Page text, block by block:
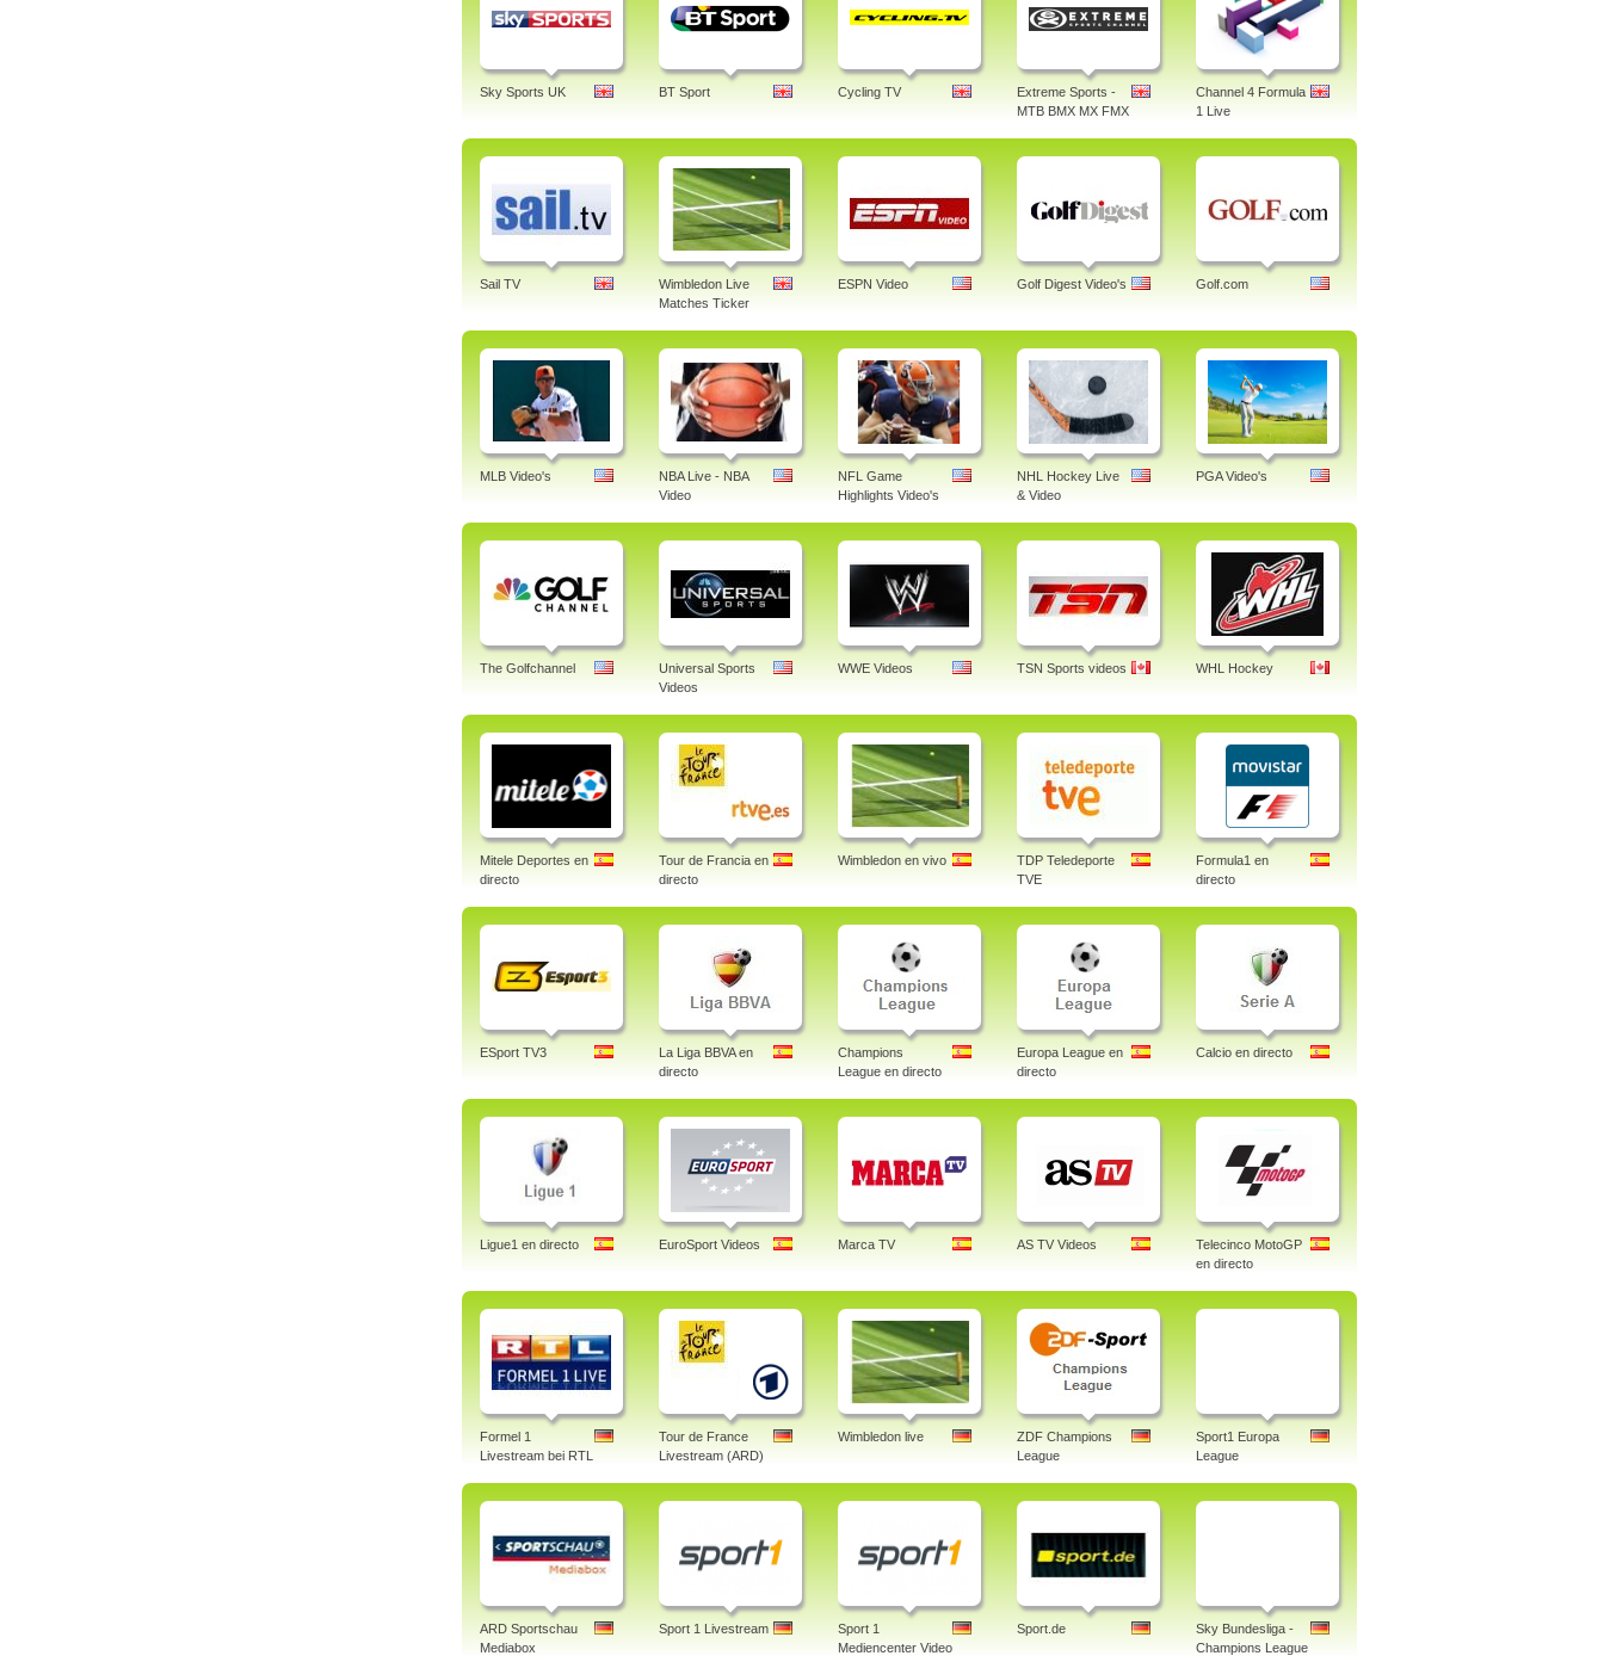
Sky Sports UK BT Sport Cycling TV
Extreme Sports -
MTB BMX MX FMX
Channel 4 Formula
1 Live
Sail TV
Wimbledon Live
Matches Ticker
ESPN Video Golf Digest Video's Golf.com
MLB Video's
NBA Live - NBA
Video
NFL Game
Highlights Video's
NHL Hockey Live
& Video
PGA Video's
The Golfchannel
Universal Sports
Videos
WWE Videos TSN Sports videos WHL Hockey
Mitele Deportes en
directo
Tour de Francia en
directo
Wimbledon en vivo
TDP Teledeporte
TVE
Formula1 en
directo
ESport TV3
La Liga BBVA en
directo
Champions
League en directo
Europa League en
directo
Calcio en directo
Ligue1 en directo EuroSport Videos Marca TV AS TV Videos
Telecinco MotoGP
en directo
Formel 1
Livestream bei RTL
Tour de France
Livestream (ARD)
Wimbledon live
ZDF Champions
League
Sport1 Europa
League
ARD Sportschau
Mediabox
Sport 1 Livestream
Sport 1
Mediencenter Video
Sport.de
Sky Bundesliga -
Champions League